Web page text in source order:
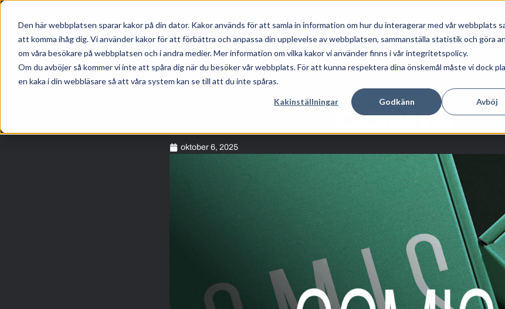
Den här webbplatsen sparar kakor på din dator. Kakor används för att samla in information om hur du interagerar med vår webbplats
att komma ihåg dig. Vi använder kakor för att förbättra och anpassa din upplevelse av webbplatsen, sammanställa statistik och göra
om våra besökare på webbplatsen och i andra medier. Mer information om vilka kakor vi använder finns i vår integritetspolicy.
Om du avböjer så kommer vi inte att spåra dig när du besöker vår webbplats. För att kunna respektera dina önskemål måste vi dock
en kaka i din webbläsare så att våra system kan se till att du inte spåras.
Kakinställningar Godkänn Avböj
Våra tjänster Kunskap Om oss
HEM/KUNSKAP/
COMIS
oktober 6, 2025